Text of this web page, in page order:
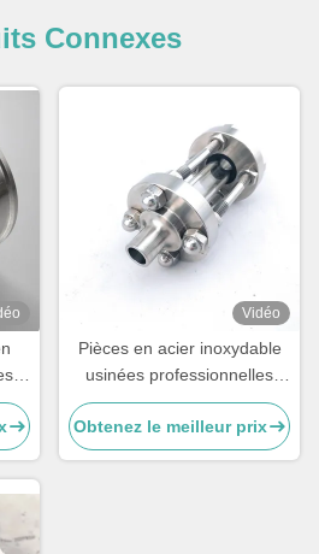
Connexes
Vidéo
Pièces en acier inoxydable
usinées professionnelles
Sus304 Pièces non standard
sur mesure
Obtenez le meilleur prix